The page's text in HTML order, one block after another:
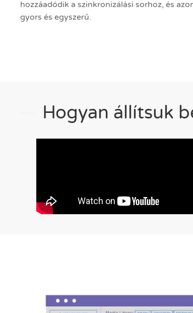
hozzáadódik a szinkronizálási sorhoz, és
gyors és egyszerű.
Hogyan állítsuk